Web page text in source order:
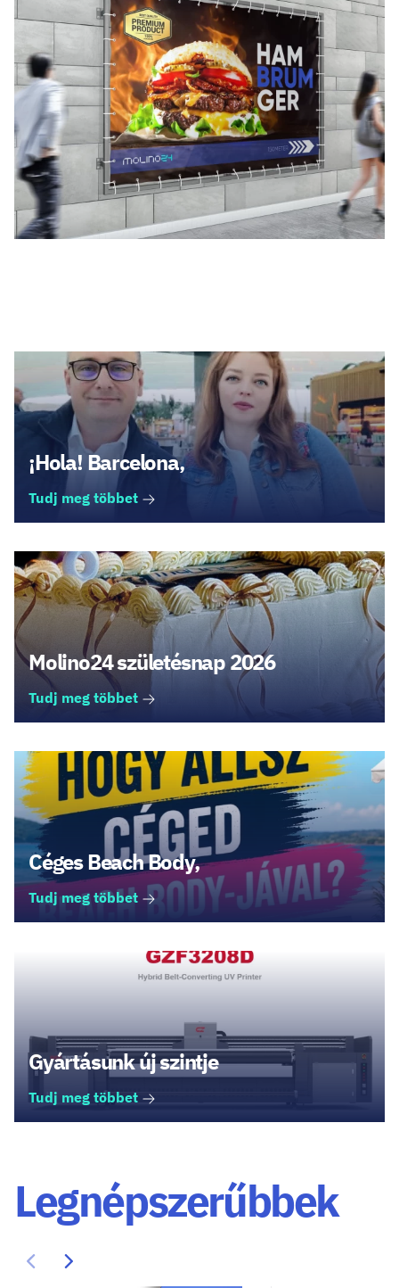
¡Hola! Barcelona,
Tudj meg többet
Molino24 születésnap 2026
Tudj meg többet
Céges Beach Body,
Tudj meg többet
Gyártásunk új szintje
Tudj meg többet
Legnépszerűbbek